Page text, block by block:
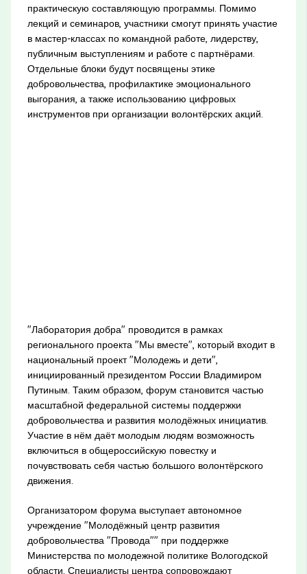
практическую составляющую программы. Помимо
лекций и семинаров, участники смогут принять участие
в мастер-классах по командной работе, лидерству,
публичным выступлениям и работе с партнёрами.
Отдельные блоки будут посвящены этике
добровольчества, профилактике эмоционального
выгорания, а также использованию цифровых
инструментов при организации волонтёрских акций.
"Лаборатория добра" проводится в рамках
регионального проекта "Мы вместе", который входит в
национальный проект "Молодежь и дети",
инициированный президентом России Владимиром
Путиным. Таким образом, форум становится частью
масштабной федеральной системы поддержки
добровольчества и развития молодёжных инициатив.
Участие в нём даёт молодым людям возможность
включиться в общероссийскую повестку и
почувствовать себя частью большого волонтёрского
движения.
Организатором форума выступает автономное
учреждение "Молодёжный центр развития
добровольчества "Провода"" при поддержке
Министерства по молодежной политике Вологодской
области. Специалисты центра сопровождают